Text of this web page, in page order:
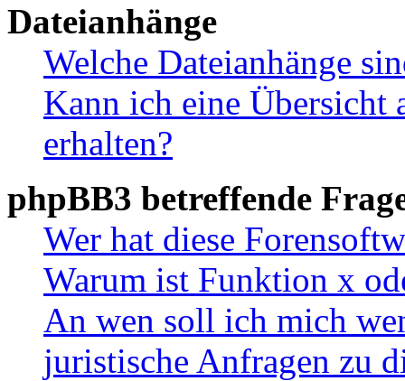
Dateianhänge
Welche Dateianhänge
Kann ich eine Übersicht
erhalten?
phpBB3 betreffende
Wer hat diese
Warum ist Funktion x
An wen soll ich mich
juristische Anfragen zu